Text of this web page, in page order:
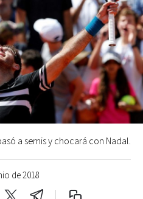
de 2018
a semis y chocará con Nadal.